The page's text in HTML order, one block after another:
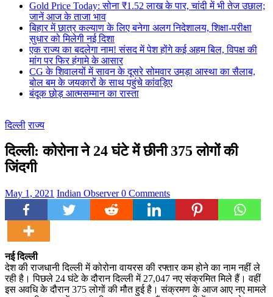
Gold Price Today: सोना ₹1.52 लाख के पार, चांदी में भी तेज उछाल;
जानें आज के ताजा भाव
बिहार में छात्र कल्याण के लिए बनेगा अलग निदेशालय, शिक्षा-परीक्षा
सुधार को मिलेगी नई दिशा
एक राज्य का बदलेगा नाम! संसद में पेश होंगे कई अहम बिल, विपक्ष की
मांग पर फिर हंगामे के आसार
CG के शिवालयों में सावन के दूसरे सोमवार उमड़ा आस्था का सैलाब,
बोल बम के जयकारों के साथ पहुंचे कांवड़िए
​बंदूक छोड़ आत्मसम्मान का रास्ता
दिल्ली राज्य
दिल्ली: कोरोना ने 24 घंटे में छीनी 375 लोगों की
जिंदगी
May 1, 2021 Indian Observer0 Comments
नई दिल्ली
देश की राजधानी दिल्ली में कोरोना वायरस की रफ्तार कम होने का नाम नहीं ले
रही है। पिछले 24 घंटे के दौरान दिल्ली में 27,047 नए संक्रमित मिले हैं। वहीं
इस अवधि के दौरान 375 लोगों की मौत हुई है। संक्रमण के आज आए नए मामले